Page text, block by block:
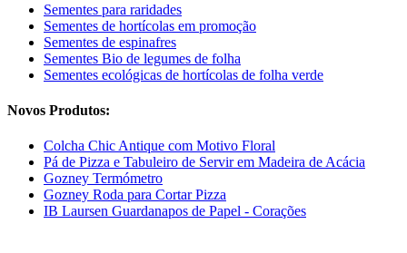
Sementes para raridades
Sementes de hortícolas em promoção
Sementes de espinafres
Sementes Bio de legumes de folha
Sementes ecológicas de hortícolas de folha verde
Novos Produtos:
Colcha Chic Antique com Motivo Floral
Pá de Pizza e Tabuleiro de Servir em Madeira de Acácia
Gozney Termómetro
Gozney Roda para Cortar Pizza
IB Laursen Guardanapos de Papel - Corações